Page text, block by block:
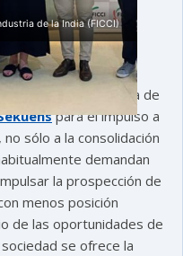
de la India (FICCI)
a la estrategia de
para el impulso a
sólo a la consolidación
demandan
la prospección de
menos posición
de las oportunidades de
se ofrece la